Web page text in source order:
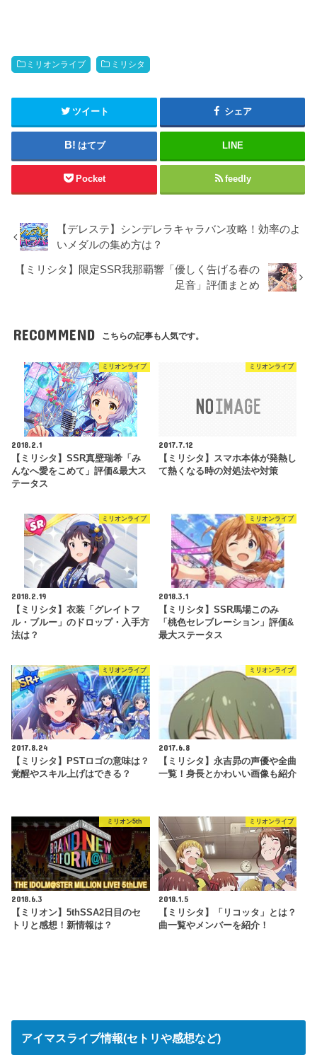
ミリオンライブ ミリシタ
ツイート シェア
はてブ LINE
Pocket feedly
【デレステ】シンデレラキャラバン攻略！効率のよ
いメダルの集め方は？
【ミリシタ】限定SSR我那覇響「優しく告げる春の
足音」評価まとめ
RECOMMEND こちらの記事も人気です。
ミリオンライブ
2018.2.1
【ミリシタ】SSR真壁瑞希「み
んなへ愛をこめて」評価&最大ス
テータス
ミリオンライブ
2017.7.12
【ミリシタ】スマホ本体が発熱し
て熱くなる時の対処法や対策
ミリオンライブ
2018.2.19
【ミリシタ】衣装「グレイトフ
ル・ブルー」のドロップ・入手方
法は？
ミリオンライブ
2018.3.1
【ミリシタ】SSR馬場このみ
「桃色セレブレーション」評価&
最大ステータス
ミリオンライブ
2017.8.24
【ミリシタ】PSTロゴの意味は？
覚醒やスキル上げはできる？
ミリオンライブ
2017.6.8
【ミリシタ】永吉昴の声優や全曲
一覧！身長とかわいい画像も紹介
ミリオン5th
2018.6.3
【ミリオン】5thSSA2日目のセ
トリと感想！新情報は？
ミリオンライブ
2018.1.5
【ミリシタ】「リコッタ」とは？
曲一覧やメンバーを紹介！
アイマスライブ情報(セトリや感想など)